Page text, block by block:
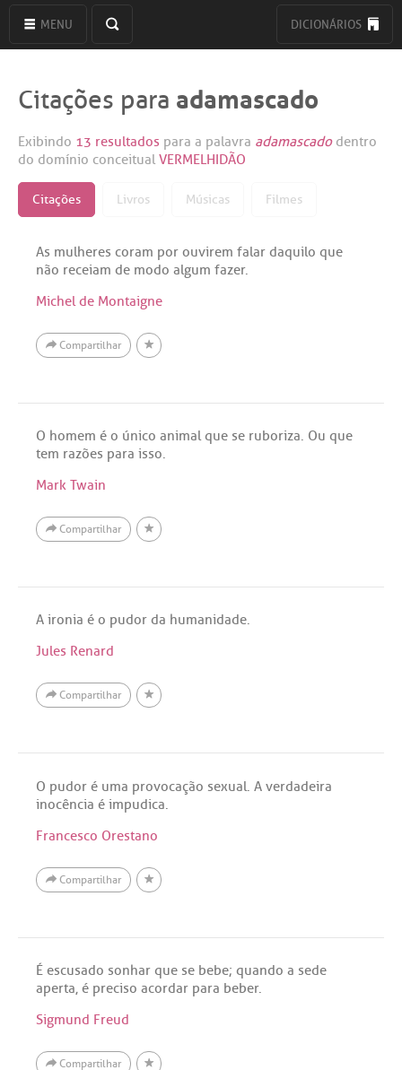
MENU DICIONÁRIOS
Citações para adamascado
Exibindo 13 resultados para a palavra adamascadodentro
do domínio conceitual VERMELHIDÃO
Citações Livros Músicas Filmes
As mulheres coram por ouvirem falar daquilo que
não receiam de modo algum fazer.
Michel de Montaigne
Compartilhar
O homem é o único animal que se ruboriza. Ou que
tem razões para isso.
Mark Twain
Compartilhar
A ironia é o pudor da humanidade.
Jules Renard
Compartilhar
O pudor é uma provocação sexual. A verdadeira
inocência é impudica.
Francesco Orestano
Compartilhar
É escusado sonhar que se bebe; quando a sede
aperta, é preciso acordar para beber.
Sigmund Freud
Compartilhar